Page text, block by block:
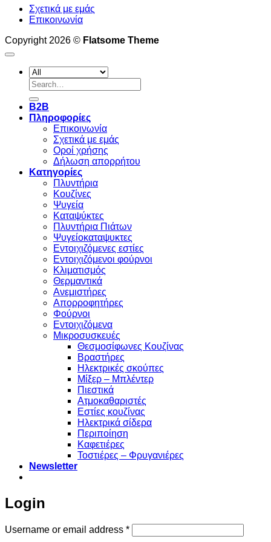
Σχετικά με εμάς
Επικοινωνία
Copyright 2026 © Flatsome Theme
Search
for:
B2B
Πληροφορίες
Επικοινωνία
Σχετικά με εμάς
Οροί χρήσης
Δήλωση απορρήτου
Κατηγορίες
Πλυντήρια
Κουζίνες
Ψυγεία
Καταψύκτες
Πλυντήρια Πιάτων
Ψυγείοκαταψυκτες
Εντοιχιζόμενες εστίες
Εντοιχιζόμενοι φούρνοι
Κλιματισμός
Θερμαντικά
Ανεμιστήρες
Απορροφητήρες
Φούρνοι
Εντoιχιζόμενα
Μικροσυσκευές
Θεσμοσίφωνες Κουζίνας
Βραστήρες
Ηλεκτρικές σκούπες
Μίξερ – Μπλέντερ
Πιεστικά
Ατμοκαθαριστές
Εστίες κουζίνας
Ηλεκτρικά σίδερα
Περιποίηση
Καφετιέρες
Τοστιέρες – Φρυγανιέρες
Newsletter
Login
Username or email address *Required